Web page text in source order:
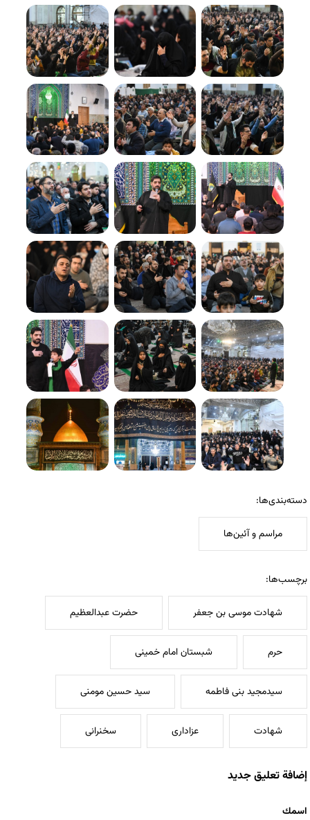
دسته‌بندی‌ها:
مراسم و آئین‌ها
برچسب‌ها:
شهادت موسی بن جعفر حضرت عبدالعظیم
حرم شبستان امام خمینی
سیدمجید بنی فاطمه سید حسین مومنی
شهادت عزاداری سخنرانی
إضافة تعليق جديد
‏اسمك ‏